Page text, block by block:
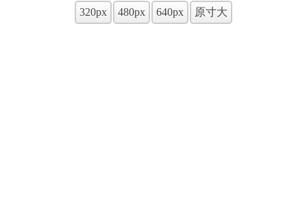
320px 480px 640px 原寸大